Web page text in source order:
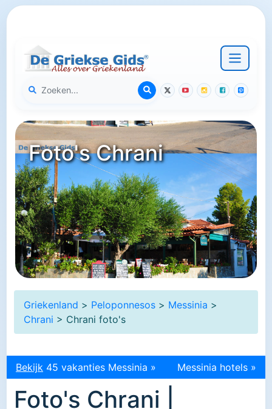
Foto's Chrani
Griekenland > Peloponnesos > Messinia >
Chrani > Chrani foto's
Bekijk 45 vakanties Messinia » Messinia hotels »
Foto's Chrani |